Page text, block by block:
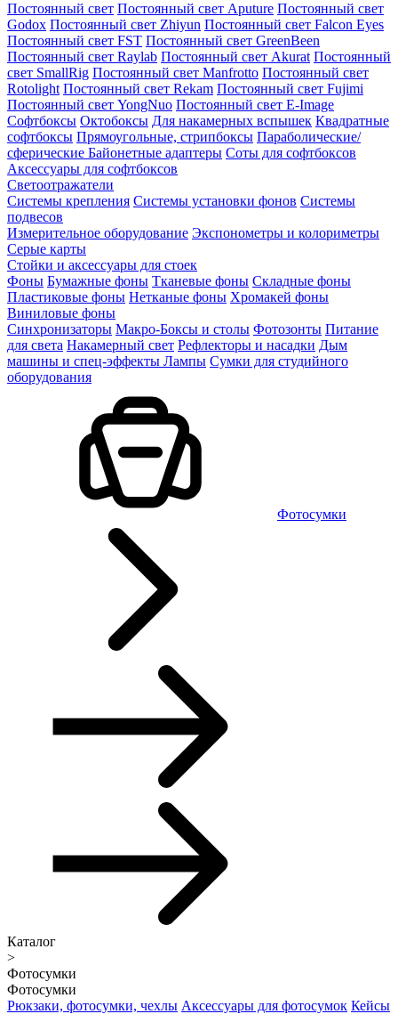
Постоянный свет Постоянный свет Aputure Постоянный свет
Godox Постоянный свет Zhiyun Постоянный свет Falcon Eyes
Постоянный свет FST Постоянный свет GreenBeen
Постоянный свет Raylab Постоянный свет Akurat Постоянный
свет SmallRig Постоянный свет Manfrotto Постоянный свет
Rotolight Постоянный свет Rekam Постоянный свет Fujimi
Постоянный свет YongNuo Постоянный свет E-Image
Софтбоксы Октобоксы Для накамерных вспышек Квадратные
софтбоксы Прямоугольные, стрипбоксы Параболические/
сферические Байонетныe адаптеры Соты для софтбоксов
Аксессуары для софтбоксов
Светоотражатели
Системы крепления Системы установки фонов Системы
подвесов
Измерительное оборудование Экспонометры и колориметры
Серые карты
Стойки и аксессуары для стоек
Фоны Бумажные фоны Тканевые фоны Складные фоны
Пластиковые фоны Нетканые фоны Хромакей фоны
Виниловые фоны
Синхронизаторы Макро-Боксы и столы Фотозонты Питание
для света Накамерный свет Рефлекторы и насадки Дым
машины и спец-эффекты Лампы Сумки для студийного
оборудования
Фотосумки
Каталог
>
Фотосумки
Фотосумки
Рюкзаки, фотосумки, чехлы Аксессуары для фотосумок Кейсы